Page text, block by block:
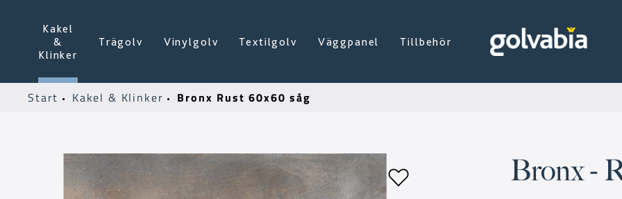
Kakel
&
Klinker
Trägolv Vinylgolv Textilgolv Väggpanel Tillbehör
Start Kakel & Klinker Bronx Rust 60x60 såg
Bronx -